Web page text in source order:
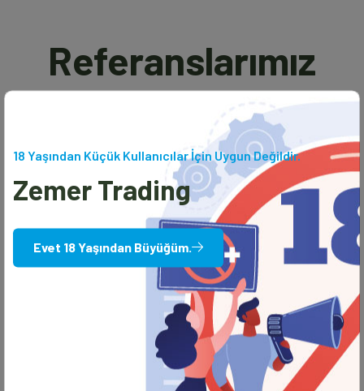
Referanslarımız
18 Yaşından Küçük Kullanıcılar İçin Uygun Değildir.
Zemer Trading
Evet 18 Yaşından Büyüğüm.